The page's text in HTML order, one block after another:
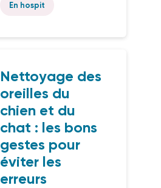
En hospit
Nettoyage des
oreilles du
chien et du
chat : les bons
gestes pour
éviter les
erreurs